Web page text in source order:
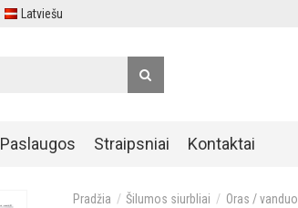
Latviešu
Paslaugos Straipsniai Kontaktai
Šilumos siurbliai Oras / vanduo